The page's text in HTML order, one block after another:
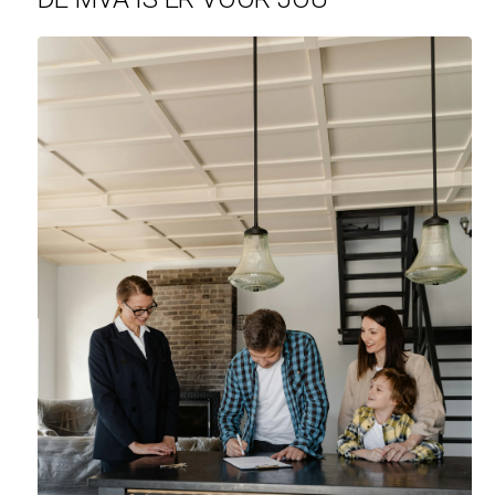
The first floor
Upon entering through the living room with modern open
imagination. The custom kitchen is equipped with various
and open feeling. At the rear are the two spacious
together with a bath, two showers and sinks. The entire
available. Light materials and colors have been used,
The project
The Artesia consists of a triptych of 17th-century
associated buildings on Reguliersdwarsstraat behind it.
including the original coach house.
The houses will be connected to a thermal storage
hundred meters deep. The sources provide heating or
buildings and apartments are also structurally insulated by
In this way, a gas-free complex with energy label A++(+) is
Dujardin who focus on a high-end look and feel.